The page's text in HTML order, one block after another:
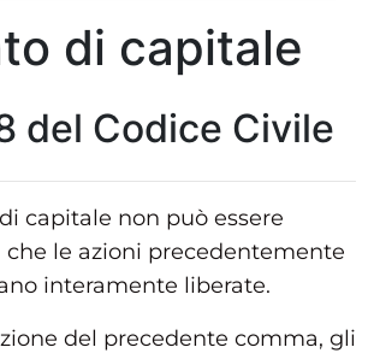
di capitale
del Codice Civile
capitale non può essere
che le azioni precedentemente
interamente liberate.
del precedente comma, gli